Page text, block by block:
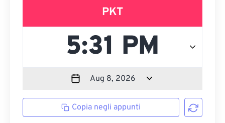
PKT
Copia negli appunti